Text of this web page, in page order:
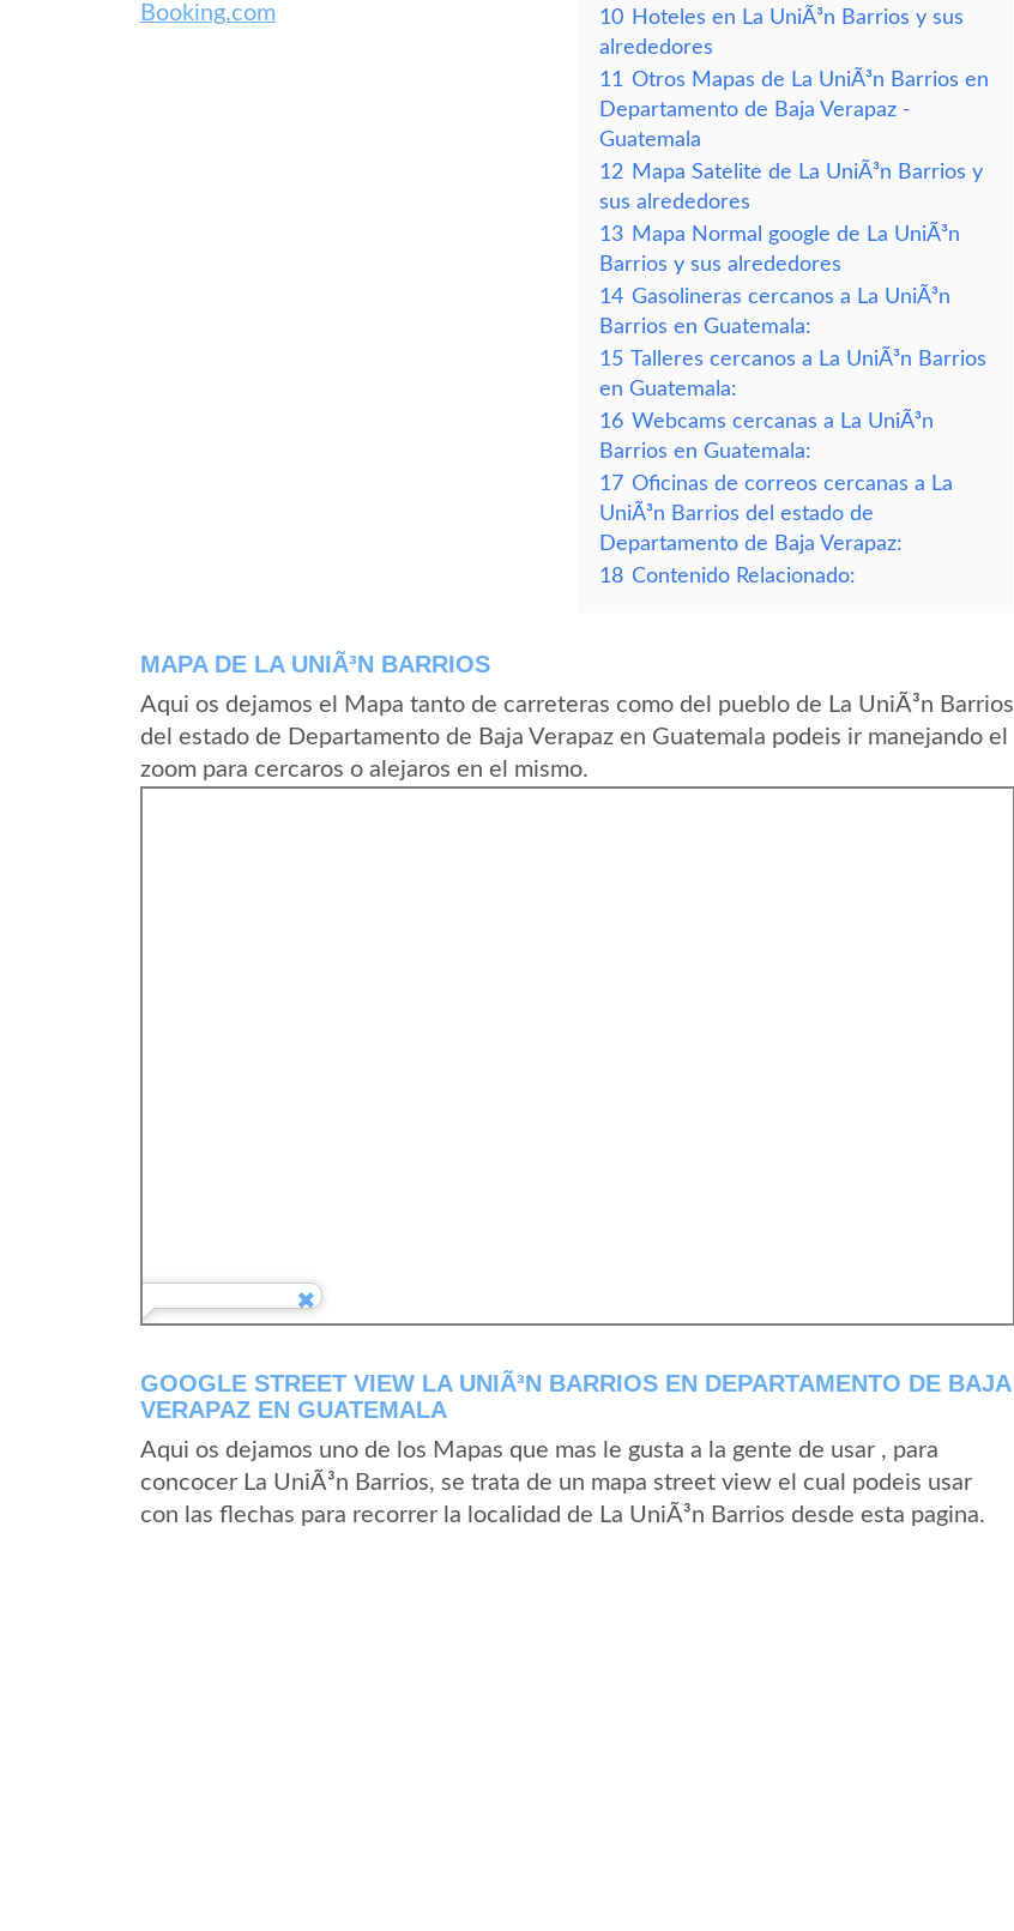
Booking.com
10 Hoteles en La UniÃ³n Barrios y sus
alrededores
11 Otros Mapas de La UniÃ³n Barrios en
Departamento de Baja Verapaz -
Guatemala
12 Mapa Satelite de La UniÃ³n Barrios y
sus alrededores
13 Mapa Normal google de La UniÃ³n
Barrios y sus alrededores
14 Gasolineras cercanos a La UniÃ³n
Barrios en Guatemala:
15 Talleres cercanos a La UniÃ³n Barrios
en Guatemala:
16 Webcams cercanas a La UniÃ³n
Barrios en Guatemala:
17 Oficinas de correos cercanas a La
UniÃ³n Barrios del estado de
Departamento de Baja Verapaz:
18 Contenido Relacionado:
MAPA DE LA UNIÃ³N BARRIOS
Aqui os dejamos el Mapa tanto de carreteras como del pueblo de La UniÃ³n Barrios
del estado de Departamento de Baja Verapaz en Guatemala podeis ir manejando el
zoom para cercaros o alejaros en el mismo.
GOOGLE STREET VIEW LA UNIÃ³N BARRIOS EN DEPARTAMENTO DE BAJA
VERAPAZ EN GUATEMALA
Aqui os dejamos uno de los Mapas que mas le gusta a la gente de usar , para
concocer La UniÃ³n Barrios, se trata de un mapa street view el cual podeis usar
con las flechas para recorrer la localidad de La UniÃ³n Barrios desde esta pagina.